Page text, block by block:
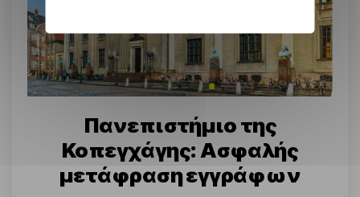
Πανεπιστήμιο της
Κοπεγχάγης: Ασφαλής
μετάφραση εγγράφων